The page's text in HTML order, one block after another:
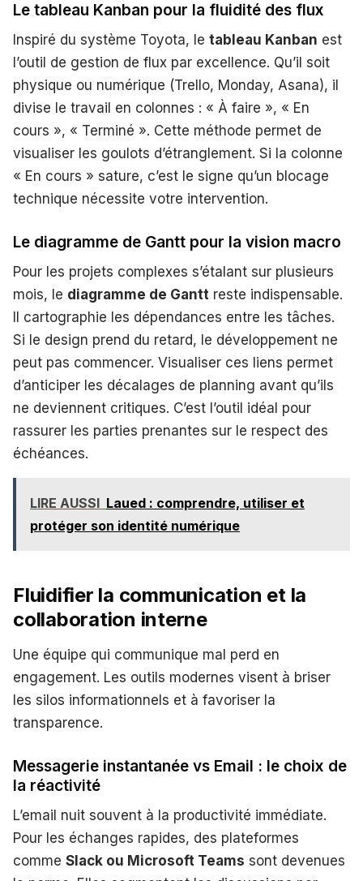
Le tableau Kanban pour la fluidité des flux
Inspiré du système Toyota, le tableau Kanban est
l’outil de gestion de flux par excellence. Qu’il soit
physique ou numérique (Trello, Monday, Asana), il
divise le travail en colonnes : « À faire », « En
cours », « Terminé ». Cette méthode permet de
visualiser les goulots d’étranglement. Si la colonne
« En cours » sature, c’est le signe qu’un blocage
technique nécessite votre intervention.
Le diagramme de Gantt pour la vision macro
Pour les projets complexes s’étalant sur plusieurs
mois, le diagramme de Gantt reste indispensable.
Il cartographie les dépendances entre les tâches.
Si le design prend du retard, le développement ne
peut pas commencer. Visualiser ces liens permet
d’anticiper les décalages de planning avant qu’ils
ne deviennent critiques. C’est l’outil idéal pour
rassurer les parties prenantes sur le respect des
échéances.
LIRE AUSSI Laued : comprendre, utiliser et
protéger son identité numérique
Fluidifier la communication et la
collaboration interne
Une équipe qui communique mal perd en
engagement. Les outils modernes visent à briser
les silos informationnels et à favoriser la
transparence.
Messagerie instantanée vs Email : le choix de
la réactivité
L’email nuit souvent à la productivité immédiate.
Pour les échanges rapides, des plateformes
comme Slack ou Microsoft Teams sont devenues